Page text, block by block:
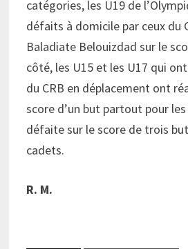
catégories, les U19 de
défaits à domicile par ceux du
Baladiate Belouizdad sur le
côté, les U15 et les U17 qui
du CRB en déplacement ont
score d’un but partout pour
défaite sur le score de trois
cadets.
R. M.